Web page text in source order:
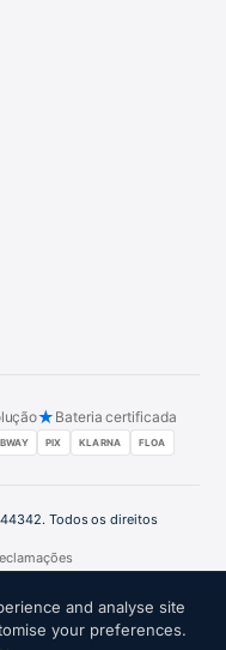
★ Bateria certificada
PIX KLARNA FLOA
Todos os direitos
and analyse site
your preferences.